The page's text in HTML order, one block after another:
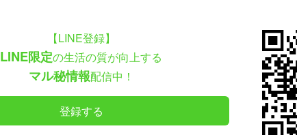
【LINE登録】
LINE限定の生活の質が向上する
マル秘情報配信中！
登録する